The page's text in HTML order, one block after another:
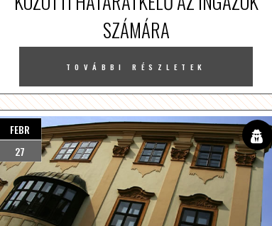
SZÁMÁRA
TOVÁBBI RÉSZLETEK
FEBR
27